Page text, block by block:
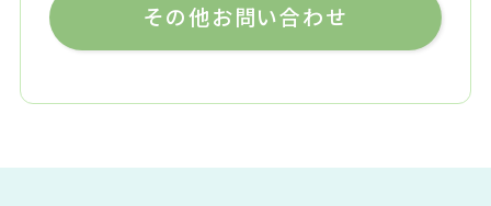
その他お問い合わせ